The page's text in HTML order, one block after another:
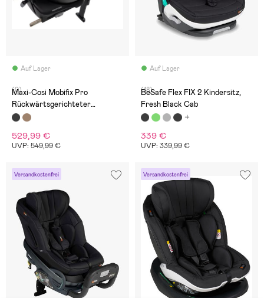
Auf Lager
(0)
Maxi-Cosi Mobifix Pro
Rückwärtsgerichteter
Kindersitz, Authentic Black
529,99 €
UVP: 549,99 €
Auf Lager
(18)
BeSafe Flex FIX 2 Kindersitz,
Fresh Black Cab
339 €
UVP: 339,99 €
Versandkostenfrei Versandkostenfrei